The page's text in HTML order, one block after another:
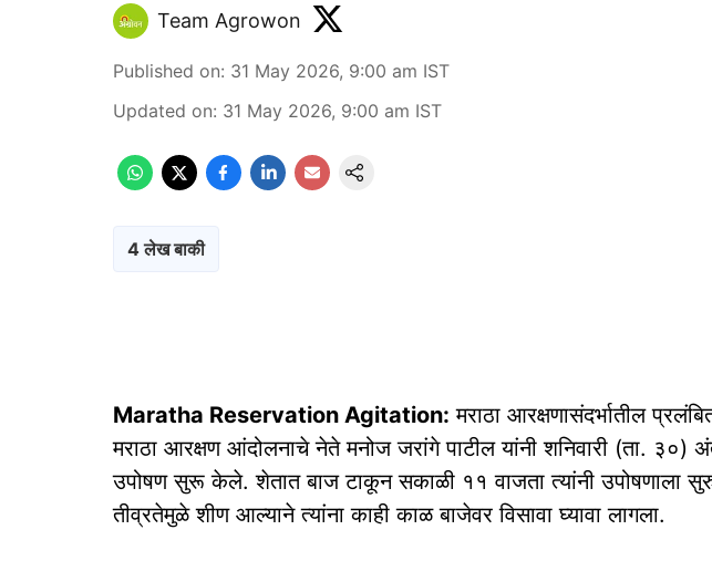
Team Agrowon
Published on: 31 May 2026, 9:00 am IST
Updated on: 31 May 2026, 9:00 am IST
4 लेख बाकी
Maratha Reservation Agitation: मराठा आरक्षणासंदर्भातील
मराठा आरक्षण आंदोलनाचे नेते मनोज जरांगे पाटील यांनी शनिवारी (ता. ३०)
उपोषण सुरू केले. शेतात बाज टाकून सकाळी ११ वाजता त्यांनी उपोषणाला
तीव्रतेमुळे शीण आल्याने त्यांना काही काळ बाजेवर विसावा घ्यावा लागला.